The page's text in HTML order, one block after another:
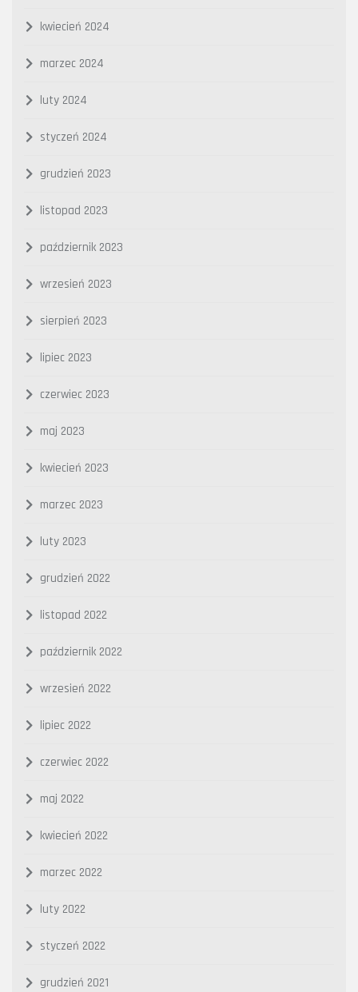
kwiecień 2024
marzec 2024
luty 2024
styczeń 2024
grudzień 2023
listopad 2023
październik 2023
wrzesień 2023
sierpień 2023
lipiec 2023
czerwiec 2023
maj 2023
kwiecień 2023
marzec 2023
luty 2023
grudzień 2022
listopad 2022
październik 2022
wrzesień 2022
lipiec 2022
czerwiec 2022
maj 2022
kwiecień 2022
marzec 2022
luty 2022
styczeń 2022
grudzień 2021